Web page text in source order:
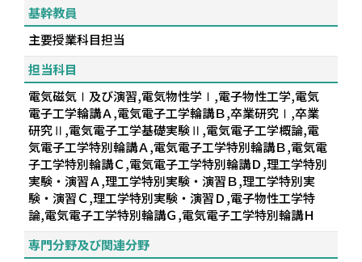
基幹教員
主要授業科目担当
担当科目
電気磁気Ⅰ及び演習,電気物性学Ⅰ,電子物性工学,電気
電子工学輪講Ａ,電気電子工学輪講Ｂ,卒業研究Ⅰ,卒業
研究Ⅱ,電気電子工学基礎実験Ⅱ,電気電子工学概論,電
気電子工学特別輪講Ａ,電気電子工学特別輪講Ｂ,電気電
子工学特別輪講Ｃ,電気電子工学特別輪講Ｄ,理工学特別
実験・演習Ａ,理工学特別実験・演習Ｂ,理工学特別実
験・演習Ｃ,理工学特別実験・演習Ｄ,電子物性工学特
論,電気電子工学特別輪講Ｇ,電気電子工学特別輪講Ｈ
専門分野及び関連分野